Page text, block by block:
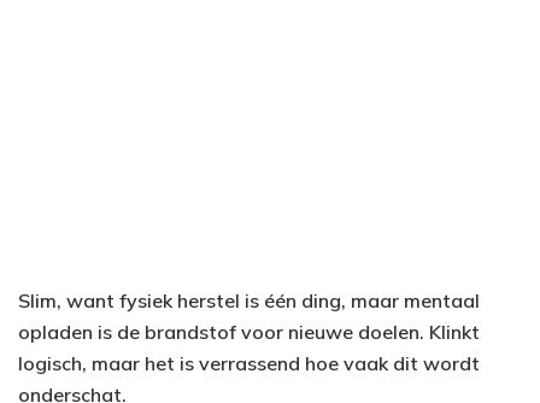
Slim, want fysiek herstel is één ding, maar mentaal
opladen is de brandstof voor nieuwe doelen. Klinkt
logisch, maar het is verrassend hoe vaak dit wordt
onderschat.